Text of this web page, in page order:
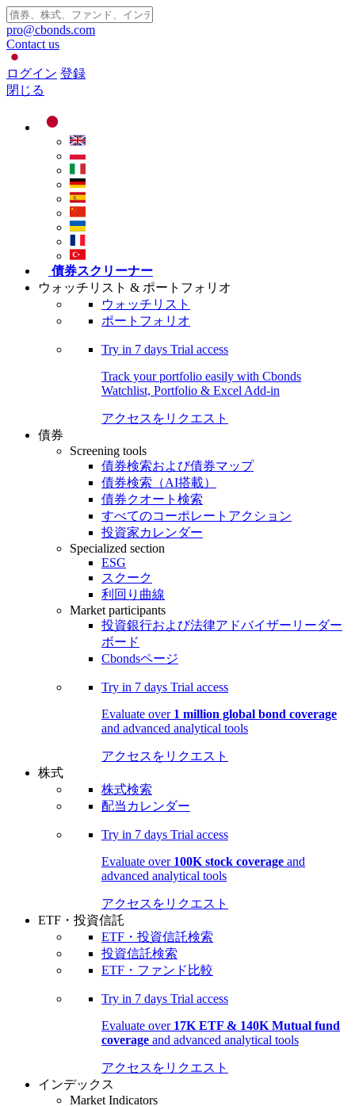
pro@cbonds.com
Contact us
ログイン 登録
閉じる
債券スクリーナー
ウォッチリスト & ポートフォリオ
ウォッチリスト
ポートフォリオ
Try in 7 days Trial access
Track your portfolio easily with Cbonds
Watchlist, Portfolio & Excel Add-in
アクセスをリクエスト
債券
Screening tools
債券検索および債券マップ
債券検索（AI搭載）
債券クオート検索
すべてのコーポレートアクション
投資家カレンダー
Specialized section
ESG
スクーク
利回り曲線
Market participants
投資銀行および法律アドバイザーリーダー
ボード
Cbondsページ
Try in 7 days Trial access
Evaluate over 1 million global bond coverage
and advanced analytical tools
アクセスをリクエスト
株式
株式検索
配当カレンダー
Try in 7 days Trial access
Evaluate over 100K stock coverage and
advanced analytical tools
アクセスをリクエスト
ETF・投資信託
ETF・投資信託検索
投資信託検索
ETF・ファンド比較
Try in 7 days Trial access
Evaluate over 17K ETF & 140K Mutual fund
coverage and advanced analytical tools
アクセスをリクエスト
インデックス
Market Indicators